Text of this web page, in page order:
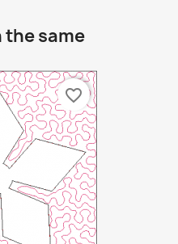
same
favorite_border